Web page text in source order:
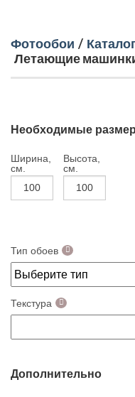
Фотообои / Каталог
Летающие
Необходимые
Ширина,
см.
Высота,
см.
Тип обоев
Текстура
Дополнительно